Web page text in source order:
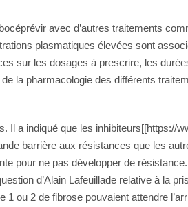
avec d’autres traitements
plasmatiques élevées sont
sur les dosages à prescrire, les
la pharmacologie des différents
Il a indiqué que les inhibiteurs[[https://
barrière aux résistances que les
pour ne pas développer de
d’Alain Lafeuillade relative à la
ou 2 de fibrose pouvaient attendre